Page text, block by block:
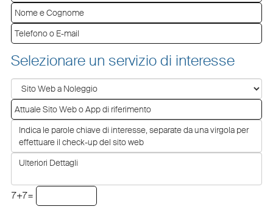
Selezionare un servizio di interesse
7+7=